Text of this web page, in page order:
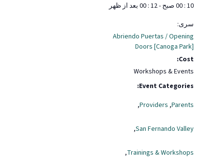
10 : 00 صبح - 12 : 00 بعد از ظهر
سری:
Abriendo Puertas / Opening
Doors [Canoga Park]
Cost:
Workshops & Events
Event Categories:
Parents
,
Providers
,
San Fernando Valley
,
Trainings & Workshops
,